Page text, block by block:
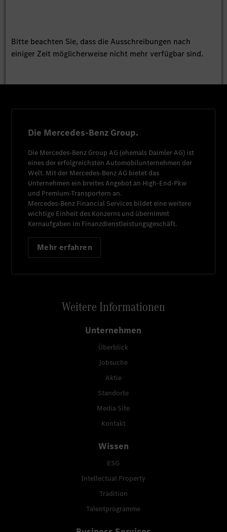
Bitte beachten Sie, dass die Ausschreibungen nach
einiger Zeit möglicherweise nicht mehr verfügbar sind.
Die Mercedes-Benz Group.
Die Mercedes-Benz Group AG (ehemals Daimler AG) ist
eines der erfolgreichsten Automobilunternehmen der
Welt. Mit der Mercedes-Benz AG bietet das
Unternehmen ein breites Angebot an High-End-Pkw
und Premium-Transportern an.
Mercedes-Benz Financial Services bildet eine weitere
wichtige Einheit des Konzerns und übernimmt
Kernaufgaben im Finanzdienstleistungsgeschäft.
Mehr erfahren
Weitere Informationen
Unternehmen
Überblick
Jobsuche
Aktie
Standorte
Media Site
Kontakt
Wissen
ESG
Intellectual Property
Tradition
Talentprogramme